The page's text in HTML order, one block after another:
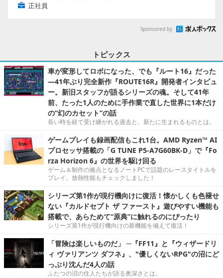
正社員
Sponsored by
トピックス
車が変形してロボになった、でも『ルート16』だった
―41年ぶり完全新作『ROUTE16R』開発者インタビュ
ー。新旧スタッフが語るシリーズの魂。そして41年
前、たった1人のために手作業で直した世界に1本だけ
の“幻のカセット”の話
長い時を経て受け継がれる過去と、新たに生まれるものとは。
ゲームプレイも録画配信もこれ1台。AMD Ryzen™ AI
プロセッサ搭載の「G TUNE P5-A7G60BK-D」で『Fo
rza Horizon 6』の世界を駆け回る
ゲーム＆制作の拠点となるノートPCで話題のレースタイトルを
プレイ。放熱性能もチェックしました！
シリーズ第1作が現行機向けに復活！懐かしくも色褪せ
ない『カルドセプト ザ ファースト』遊びやすい機能も
搭載で、あらためて“原典”に触れるのにぴったり
シリーズ第1作が現行機向けの新機能を備えて復活！
「冒険は楽しいものだ」 ─『FF11』と『ウィザードリ
ィ ヴァリアンツ ダフネ』、"優しくないRPG"の沼にど
っぷり沈んだ4人の話
ふたつの沼の住人たちが語る奥深さとは。